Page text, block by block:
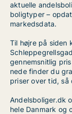
aktuelle
boligtyper –
markedsdata.
Til højre på siden
gennemsnitlig
nede finder du
priser over tid,
Andelsboliger.dk
hele Danmark og